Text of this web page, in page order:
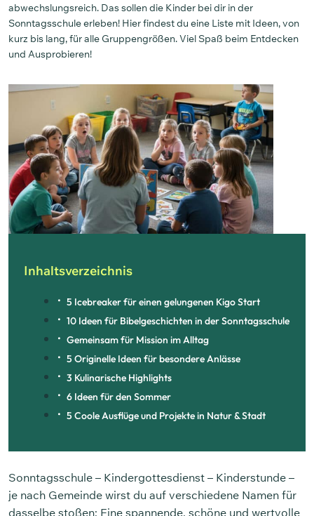
abwechslungsreich. Das sollen die Kinder bei dir in der
Sonntagsschule erleben! Hier findest du eine Liste mit Ideen, von
kurz bis lang, für alle Gruppengrößen. Viel Spaß beim Entdecken
und Ausprobieren!
Inhaltsverzeichnis
5 Icebreaker für einen gelungenen Kigo Start
10 Ideen für Bibelgeschichten in der Sonntagsschule
Gemeinsam für Mission im Alltag
5 Originelle Ideen für besondere Anlässe
3 Kulinarische Highlights
6 Ideen für den Sommer
5 Coole Ausflüge und Projekte in Natur & Stadt
Sonntagsschule – Kindergottesdienst – Kinderstunde –
je nach Gemeinde wirst du auf verschiedene Namen für
dasselbe stoßen: Eine spannende, schöne und wertvolle